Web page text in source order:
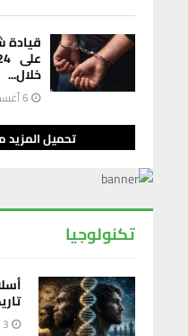
قيادة
خلال...
6 أغسطس، 2026
تحميل المزيد
تكنولوجيا
3 أغسطس، 2026